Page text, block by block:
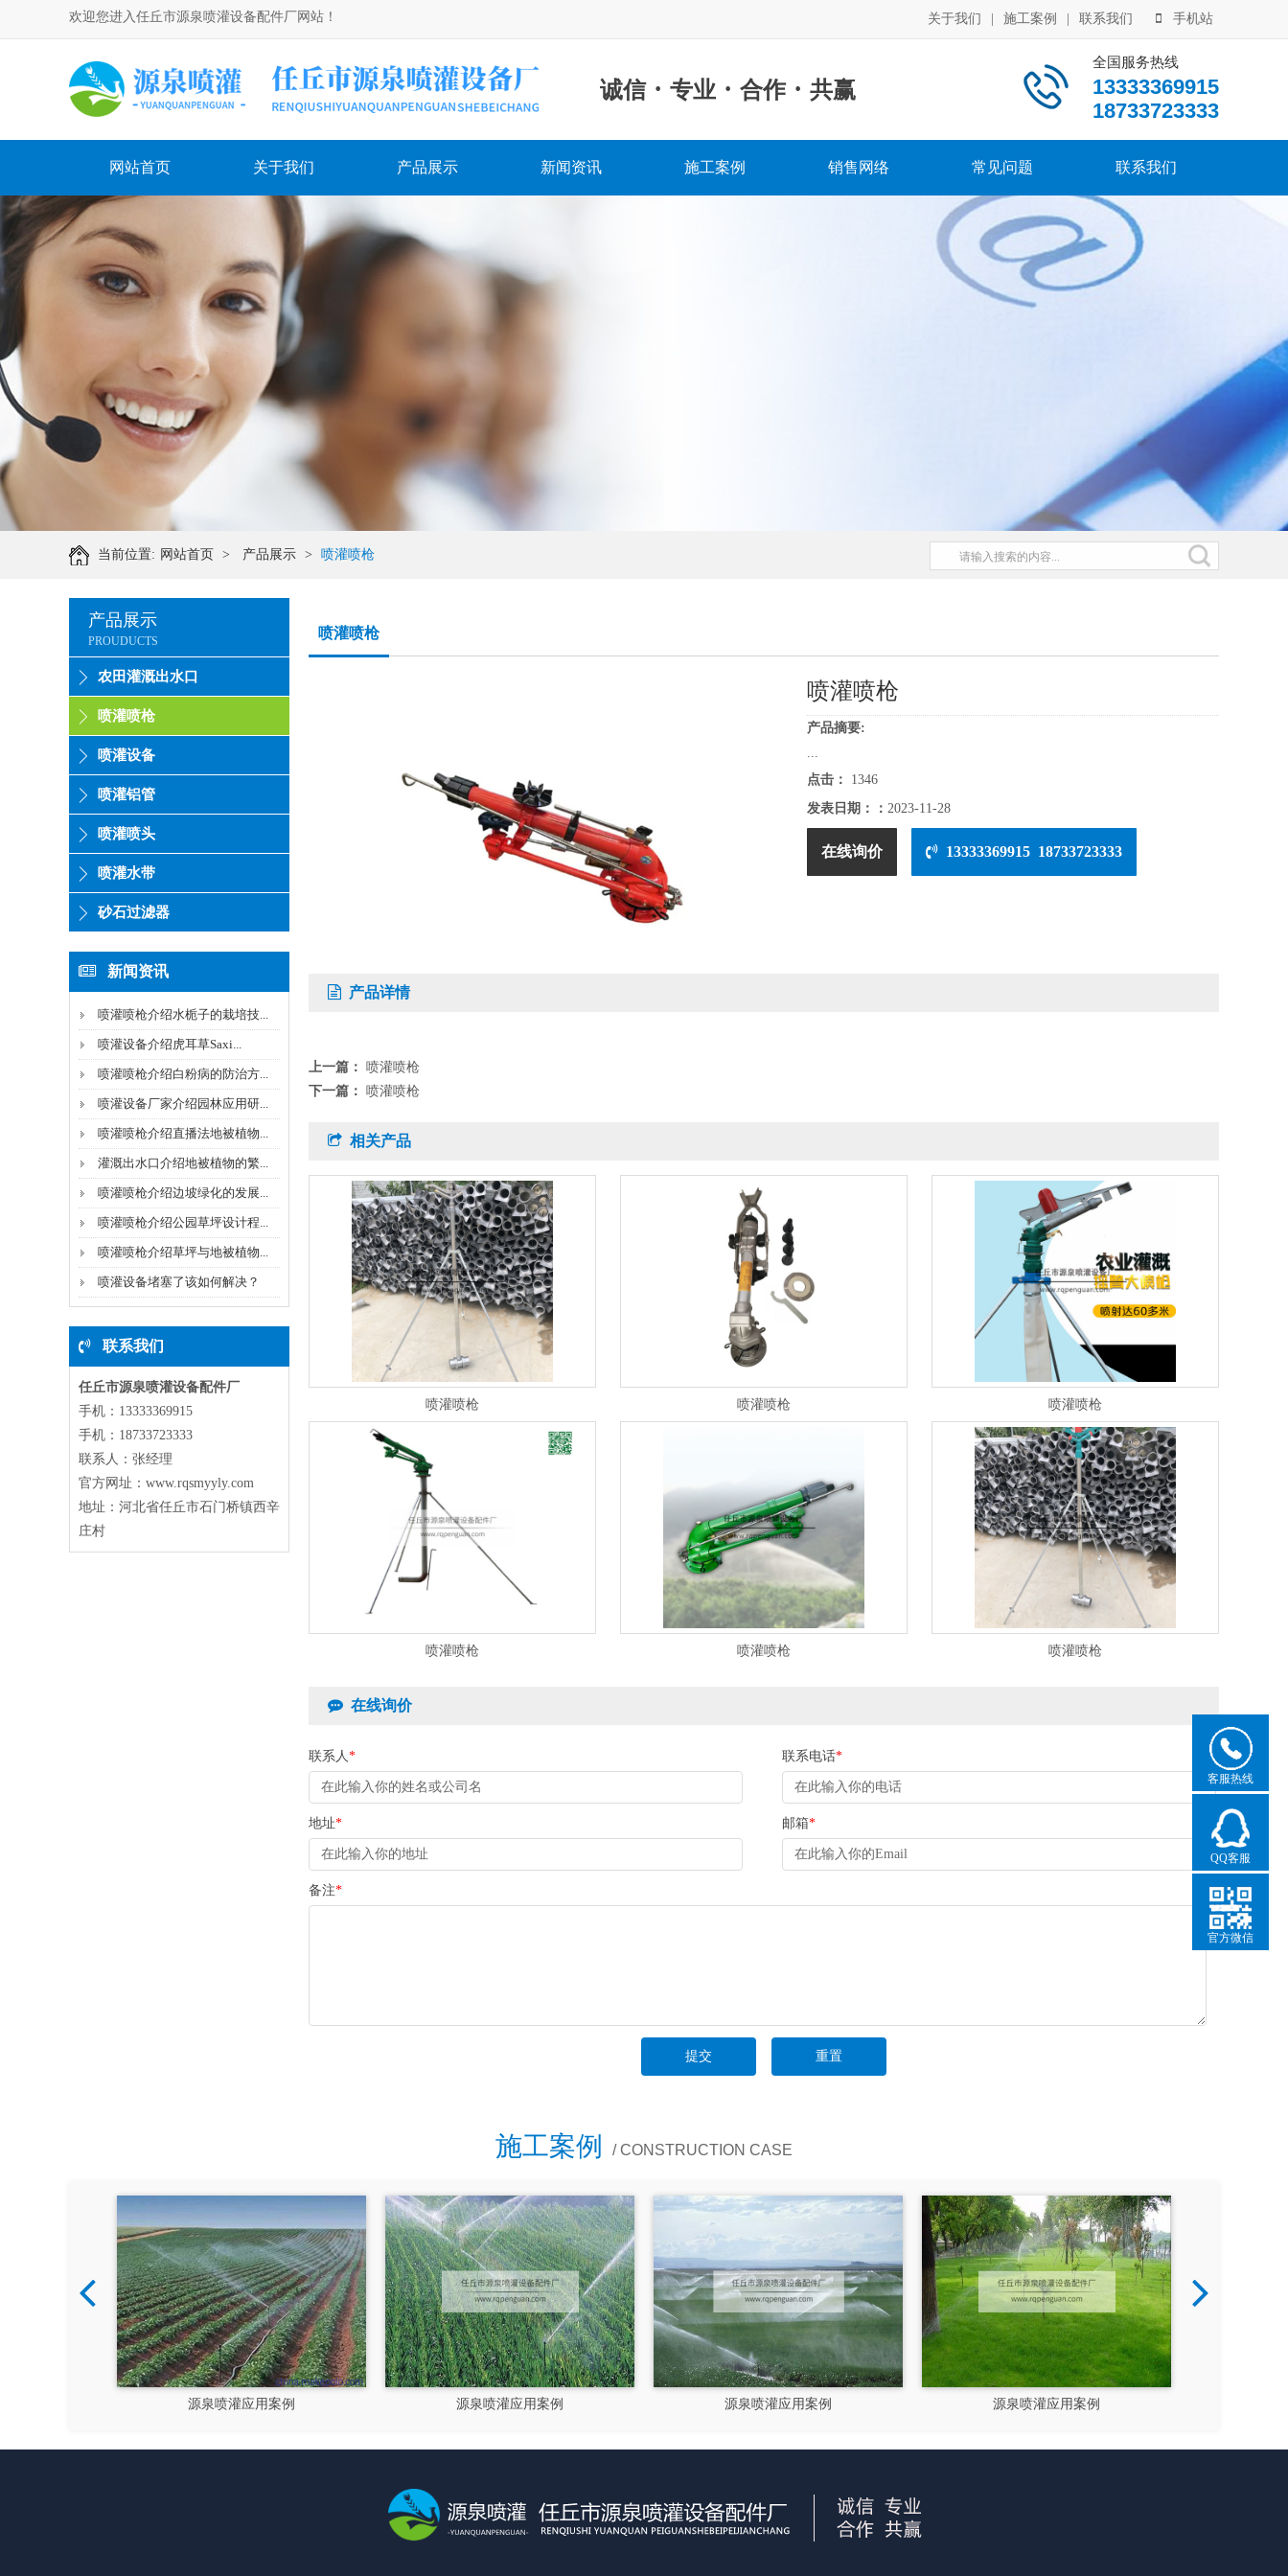
欢迎您进入任丘市源泉喷灌设备配件厂网站！ 关于我们 施工案例 联系我们 手机站
诚信 · 专业 · 合作 · 共赢
全国服务热线
13333369915
18733723333
网站首页 关于我们 产品展示 新闻资讯 施工案例 销售网络 常见问题 联系我们
当前位置: 网站首页 > 产品展示 > 喷灌喷枪
产品展示
PROUDUCTS
农田灌溉出水口
喷灌喷枪
喷灌设备
喷灌铝管
喷灌喷头
喷灌水带
砂石过滤器
新闻资讯
喷灌喷枪介绍水栀子的栽培技...
喷灌设备介绍虎耳草Saxi...
喷灌喷枪介绍白粉病的防治方...
喷灌设备厂家介绍园林应用研...
喷灌喷枪介绍直播法地被植物...
灌溉出水口介绍地被植物的繁...
喷灌喷枪介绍边坡绿化的发展...
喷灌喷枪介绍公园草坪设计程...
喷灌喷枪介绍草坪与地被植物...
喷灌设备堵塞了该如何解决？
联系我们
任丘市源泉喷灌设备配件厂
手机：13333369915
手机：18733723333
联系人：张经理
官方网址：www.rqsmyyly.com
地址：河北省任丘市石门桥镇西辛
庄村
喷灌喷枪
喷灌喷枪
产品摘要:
...
点击：
1346
发表日期：： 2023-11-28
在线询价 13333369915 18733723333
产品详情
上一篇： 喷灌喷枪
下一篇： 喷灌喷枪
相关产品
喷灌喷枪 喷灌喷枪 喷灌喷枪
喷灌喷枪 喷灌喷枪 喷灌喷枪
在线询价
联系人* 联系电话*
地址* 邮箱*
备注*
施工案例 / CONSTRUCTION CASE
源泉喷灌应用案例 源泉喷灌应用案例 源泉喷灌应用案例 源泉喷灌应用案例
客服热线
QQ客服
官方微信